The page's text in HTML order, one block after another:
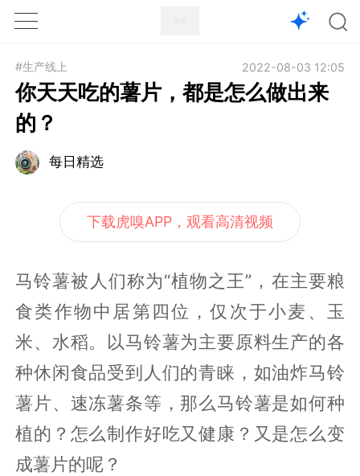
1X
#生产线上 2022-08-03 12:05
你天天吃的薯片，都是怎么做出来
的？
每日精选
下载虎嗅APP，观看高清视频
马铃薯被人们称为“植物之王”，在主要粮
食类作物中居第四位，仅次于小麦、玉
米、水稻。以马铃薯为主要原料生产的各
种休闲食品受到人们的青睐，如油炸马铃
薯片、速冻薯条等，那么马铃薯是如何种
植的？怎么制作好吃又健康？又是怎么变
成薯片的呢？